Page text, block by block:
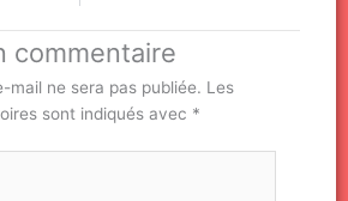
commentaire
mail ne sera pas publiée. Les
sont indiqués avec *